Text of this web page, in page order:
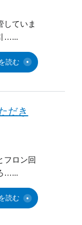
していま
…
読む
だき
フロン回
…
読む